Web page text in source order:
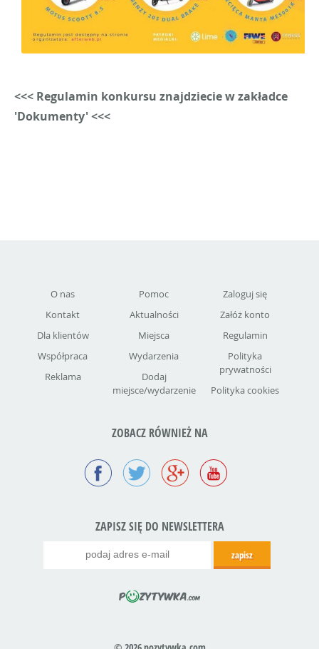
<<< Regulamin konkursu znajdziecie w zakładce
'Dokumenty' <<<
O nas
Kontakt
Dla klientów
Współpraca
Reklama
Pomoc
Aktualności
Miejsca
Wydarzenia
Dodaj
miejsce/wydarzenie
Zaloguj się
Załóż konto
Regulamin
Polityka
prywatności
Polityka cookies
ZOBACZ RÓWNIEŻ NA
ZAPISZ SIĘ DO NEWSLETTERA